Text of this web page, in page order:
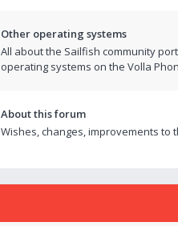
Other operating systems
All about the Sailfish community
operating systems on the Volla
About this forum
Wishes, changes, improvements to